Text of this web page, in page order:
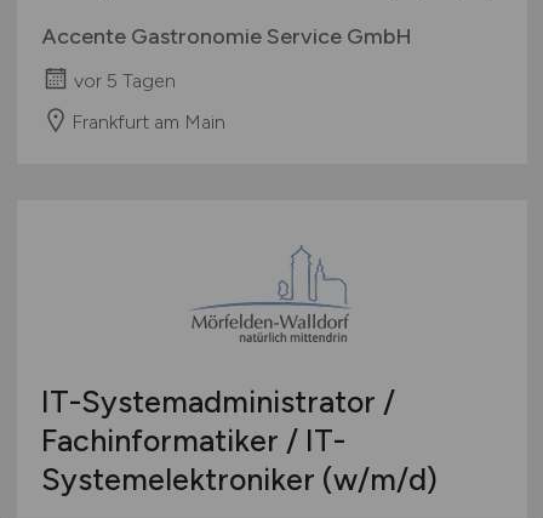
Accente Gastronomie Service GmbH
vor 5 Tagen
Frankfurt am Main
IT-Systemadministrator /
Fachinformatiker / IT-
Systemelektroniker (w/m/d)